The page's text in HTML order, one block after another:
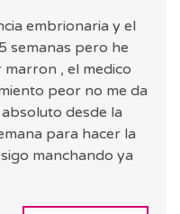
embrionaria y el
semanas pero he
, el medico
peor no me da
para hacer la
manchando ya